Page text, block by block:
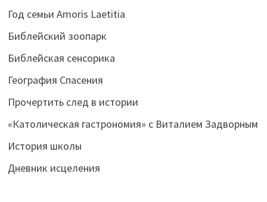
Год семьи Amoris Laetitia
Библейский зоопарк
Библейская сенсорика
География Спасения
Прочертить след в истории
«Католическая гастрономия» с Виталием Задворным
История школы
Дневник исцеления